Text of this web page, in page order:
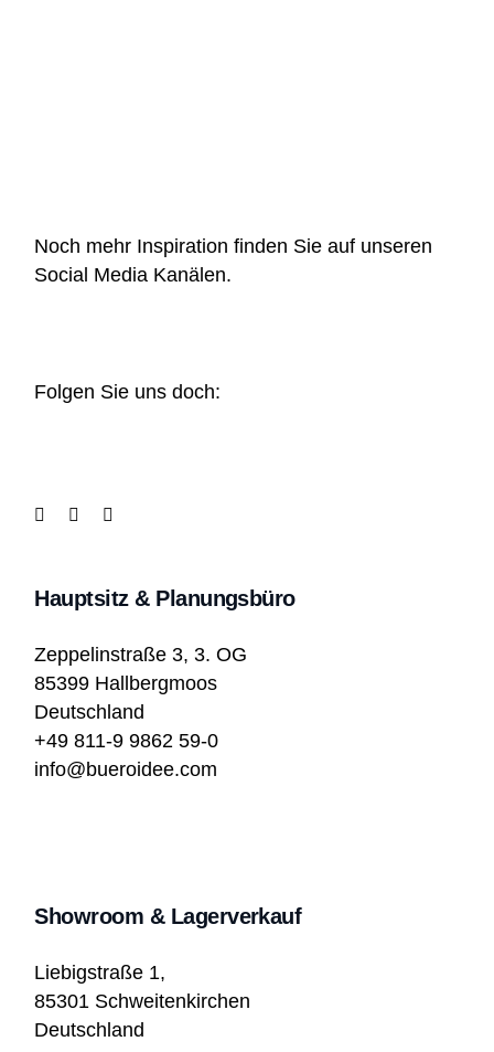
Noch mehr Inspiration finden Sie auf unseren
Social Media Kanälen.
Folgen Sie uns doch:
Hauptsitz & Planungsbüro
Zeppelinstraße 3, 3. OG
85399 Hallbergmoos
Deutschland
+49 811-9 9862 59-0
info@bueroidee.com
Showroom & Lagerverkauf
Liebigstraße 1,
85301 Schweitenkirchen
Deutschland